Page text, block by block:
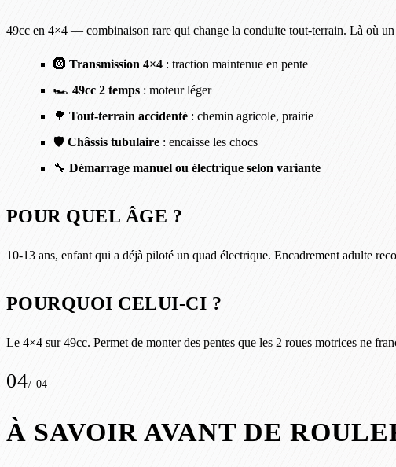
49cc en 4×4 — combinaison rare qui change la conduite tout-terrain. Là où
🛞 Transmission 4×4 : traction maintenue en pente
🏎️ 49cc 2 temps : moteur léger
🌳 Tout-terrain accidenté : chemin agricole, prairie
🛡️ Châssis tubulaire : encaisse les chocs
🔧 Démarrage manuel ou électrique selon variante
POUR QUEL ÂGE ?
10-13 ans, enfant qui a déjà piloté un quad électrique. Encadrement adulte
POURQUOI CELUI-CI ?
Le 4×4 sur 49cc. Permet de monter des pentes que les 2 roues motrices ne
04/ 04
À SAVOIR AVANT DE